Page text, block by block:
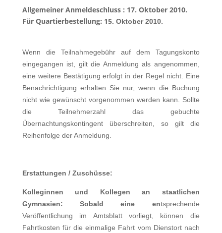
Allgemeiner Anmeldeschluss : 17. Oktober 2010.
Für Quartierbestellung: 15. Oktober 2010.
Wenn die Teilnahmegebühr auf dem Tagungskonto
eingegangen ist, gilt die Anmeldung als angenommen,
eine weitere Bestätigung erfolgt in der Regel nicht. Eine
Benachrichtigung erhalten Sie nur, wenn die Buchung
nicht wie gewünscht vorgenommen werden kann. Sollte
die Teilnehmerzahl das gebuchte
Übernachtungskontingent überschreiten, so gilt die
Reihenfolge der Anmeldung.
Erstattungen / Zuschüsse:
Kolleginnen und Kollegen an staatlichen
Gymnasien: Sobald eine entsprechende
Veröffentlichung im Amtsblatt vorliegt, können die
Fahrtkosten für die einmalige Fahrt vom Dienstort nach